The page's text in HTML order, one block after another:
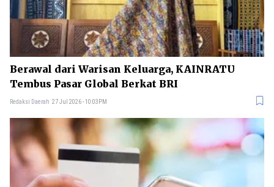
Berawal dari Warisan Keluarga, KAINRATU
Tembus Pasar Global Berkat BRI
Redaksi Daerah 27 Jul 2026 - 10:03PM